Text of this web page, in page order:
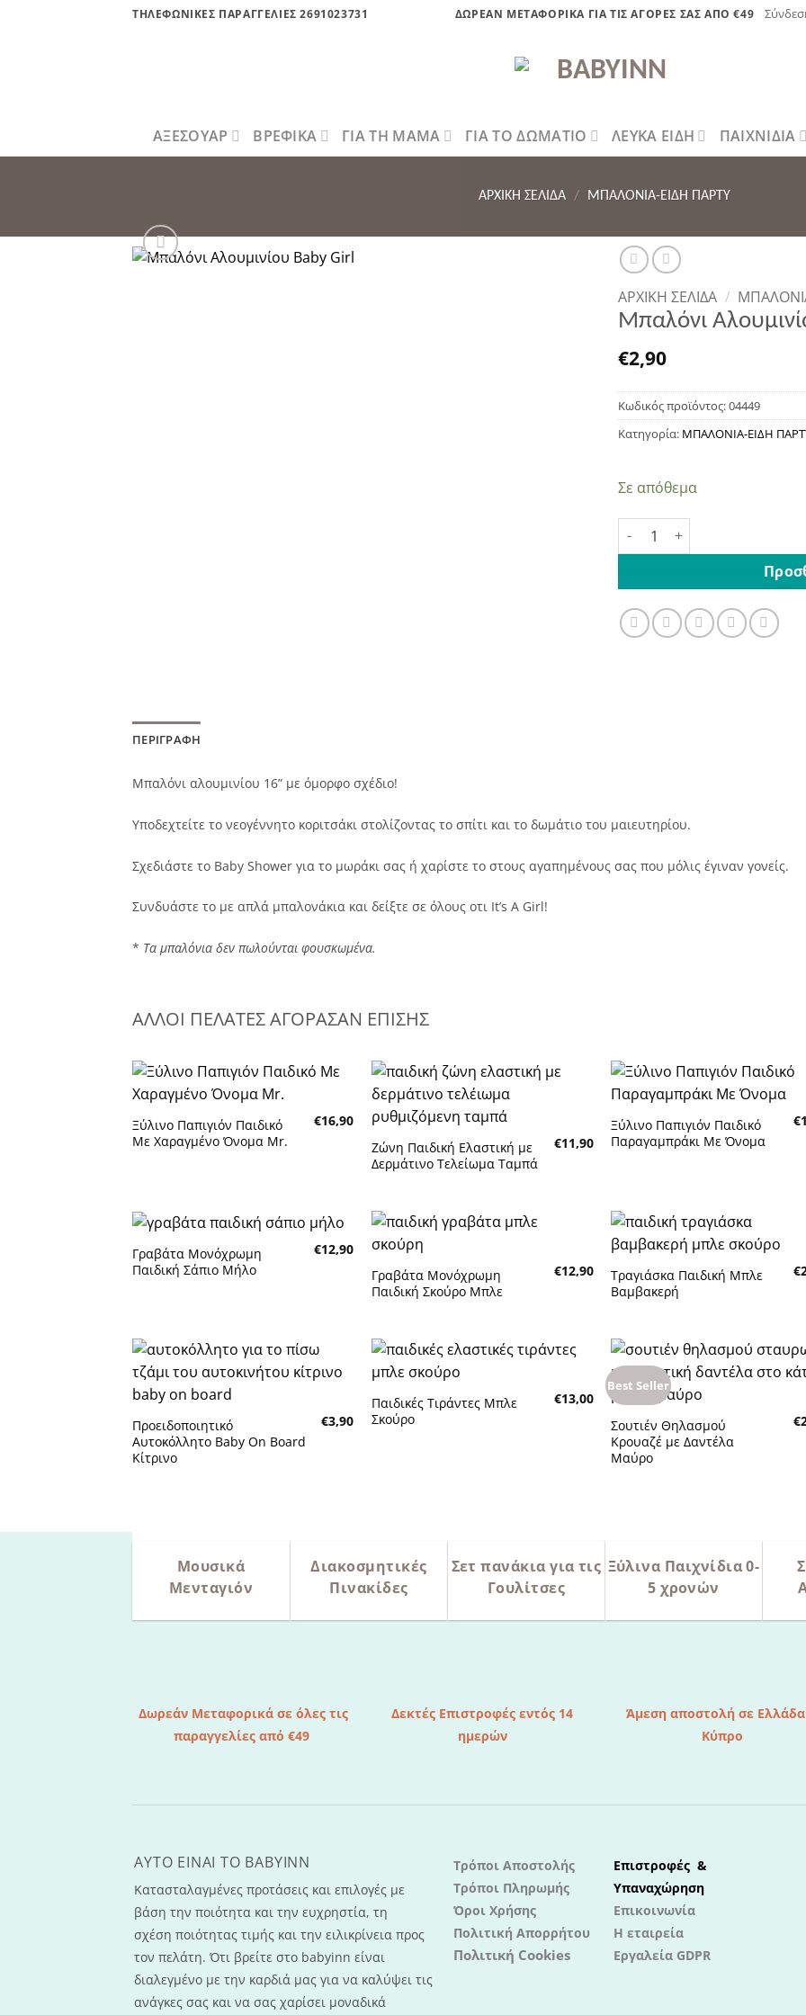
ΤΗΛΕΦΩΝΙΚΕΣ ΠΑΡΑΓΓΕΛΙΕΣ 2691023731 ΔΩΡΕΑΝ ΜΕΤΑΦΟΡΙΚΑ ΓΙΑ ΤΙΣ ΑΓΟΡΕΣ ΣΑΣ ΑΠΟ €49
ΑΞΕΣΟΥΑΡ ΒΡΕΦΙΚΑ ΓΙΑ ΤΗ ΜΑΜΑ ΓΙΑ ΤΟ ΔΩΜΑΤΙΟ ΛΕΥΚΑ ΕΙΔΗ ΠΑΙΧΝΙΔΙΑ
ΑΡΧΙΚΉ ΣΕΛΊΔΑ / ΜΠΑΛΟΝΙΑ-ΕΙΔΗ ΠΑΡΤΥ
ΑΡΧΙΚΉ ΣΕΛΊΔΑ /
Μπαλόνι
€2,90
Κωδικός προϊόντος:04449
Κατηγορία: ΜΠΑΛΟΝΙΑ-ΕΙΔΗ
Σε απόθεμα
Μπαλόνι Αλουμινίου Baby
ΠΕΡΙΓΡΑΦΉ
Μπαλόνι αλουμινίου 16” με όμορφο σχέδιο!
Υποδεχτείτε το νεογέννητο κοριτσάκι στολίζοντας το σπίτι και το δωμάτιο του μαιευτηρίου.
Σχεδιάστε το Baby Shower για το μωράκι σας ή χαρίστε το στους αγαπημένους σας που μόλις έγιναν γονείς.
Συνδυάστε το με απλά μπαλονάκια και δείξτε σε όλους οτι It’s A Girl!
* Τα μπαλόνια δεν πωλούνται φουσκωμένα.
ΑΛΛΟΙ ΠΕΛΑΤΕΣ ΑΓΟΡΑΣΑΝ ΕΠΙΣΗΣ
Πρόσθήκη στην λίστα
επιθυμητών
Ξύλινο Παπιγιόν Παιδικό
Με Χαραγμένο Όνομα Mr.
€16,90
επιθυμητών
Ζώνη Παιδική Ελαστική με
Δερμάτινο Τελείωμα Ταμπά
€11,90
Πρόσθήκη στην λίστα
επιθυμητών
Ξύλινο Παπιγιόν Παιδικό
Παραγαμπράκι Με Όνομα
€
Πρόσθήκη στην λίστα
Γραβάτα Μονόχρωμη
Παιδική Σάπιο Μήλο
€12,90
Πρόσθήκη στην λίστα
επιθυμητών
Γραβάτα Μονόχρωμη
Παιδική Σκούρο Μπλε
€12,90
Πρόσθήκη στην λίστα
επιθυμητών
Τραγιάσκα Παιδική Μπλε
Βαμβακερή
€
επιθυμητών
Προειδοποιητικό
Αυτοκόλλητο Baby On Board
Κίτρινο
€3,90
Πρόσθήκη στην λίστα
επιθυμητών
Παιδικές Τιράντες Μπλε
Σκούρο
€13,00
Best Seller
Πρόσθήκη στην λίστα
επιθυμητών
Σουτιέν Θηλασμού
Κρουαζέ με Δαντέλα
Μαύρο
€
Μουσικά
Μενταγιόν
Διακοσμητικές
Πινακίδες
Σετ πανάκια για τις
Γουλίτσες
Ξύλινα Παιχνίδια 0-
5 χρονών
Δωρεάν Μεταφορικά σε όλες τις
παραγγελίες από €49
Δεκτές Επιστροφές εντός 14
ημερών
Άμεση αποστολή σε
Κύπρο
AYTO EINAI TO ΒΑΒΥΙΝΝ
Κατασταλαγμένες προτάσεις και επιλογές με
βάση την ποιότητα και την ευχρηστία, τη
σχέση ποιότητας τιμής και την ειλικρίνεια προς
τον πελάτη. Ότι βρείτε στο babyinn είναι
διαλεγμένο με την καρδιά μας για να καλύψει τις
ανάγκες σας και να σας χαρίσει μοναδικά
Τρόποι Αποστολής
Τρόποι Πληρωμής
Όροι Χρήσης
Πολιτική Απορρήτου
Πολιτική Cookies
Επιστροφές &
Υπαναχώρηση
Επικοινωνία
Η εταιρεία
Εργαλεία GDPR